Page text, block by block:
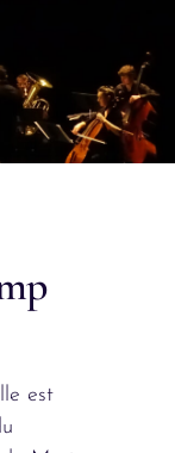
est